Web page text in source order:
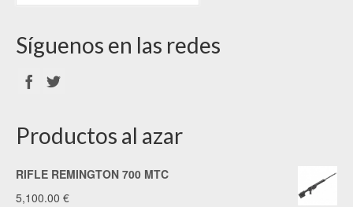
Síguenos en las redes
Productos al azar
RIFLE REMINGTON 700 MTC
5,100.00 €